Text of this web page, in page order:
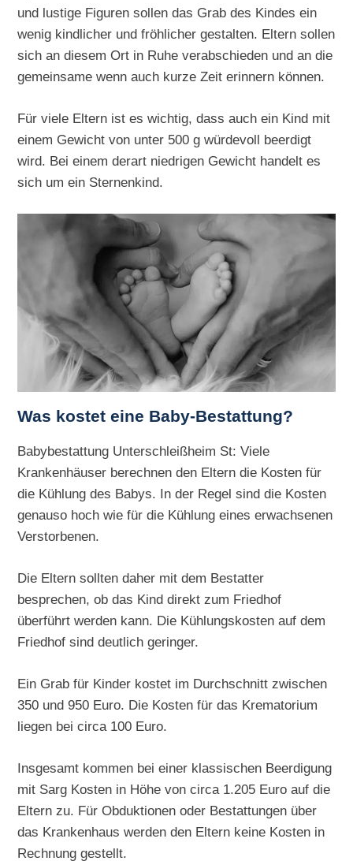
und lustige Figuren sollen das Grab des Kindes ein
wenig kindlicher und fröhlicher gestalten. Eltern sollen
sich an diesem Ort in Ruhe verabschieden und an die
gemeinsame wenn auch kurze Zeit erinnern können.
Für viele Eltern ist es wichtig, dass auch ein Kind mit
einem Gewicht von unter 500 g würdevoll beerdigt
wird. Bei einem derart niedrigen Gewicht handelt es
sich um ein Sternenkind.
Was kostet eine Baby-Bestattung?
Babybestattung Unterschleißheim St: Viele
Krankenhäuser berechnen den Eltern die Kosten für
die Kühlung des Babys. In der Regel sind die Kosten
genauso hoch wie für die Kühlung eines erwachsenen
Verstorbenen.
Die Eltern sollten daher mit dem Bestatter
besprechen, ob das Kind direkt zum Friedhof
überführt werden kann. Die Kühlungskosten auf dem
Friedhof sind deutlich geringer.
Ein Grab für Kinder kostet im Durchschnitt zwischen
350 und 950 Euro. Die Kosten für das Krematorium
liegen bei circa 100 Euro.
Insgesamt kommen bei einer klassischen Beerdigung
mit Sarg Kosten in Höhe von circa 1.205 Euro auf die
Eltern zu. Für Obduktionen oder Bestattungen über
das Krankenhaus werden den Eltern keine Kosten in
Rechnung gestellt.